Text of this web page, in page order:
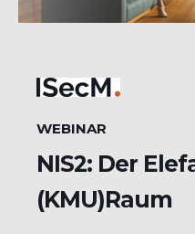
WEBINAR
NIS2: Der
(KMU)Raum